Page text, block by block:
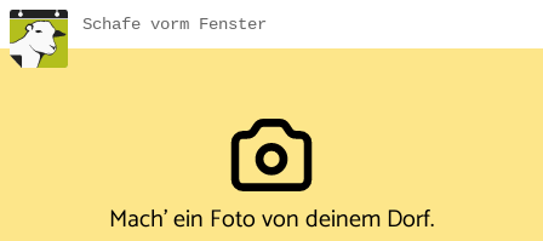
Schafe vorm Fenster
Mach' ein Foto von deinem Dorf.